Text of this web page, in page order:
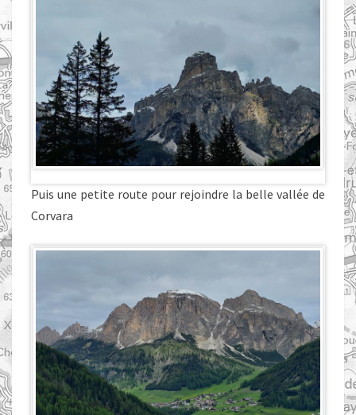
Puis une petite route pour rejoindre la belle vallée de
Corvara